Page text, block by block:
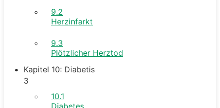
9.2
Herzinfarkt
9.3
Plötzlicher Herztod
Kapitel 10: Diabetis
3
10.1
Diabetes